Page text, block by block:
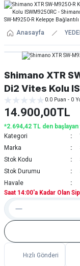
Anasayfa
Shimano XTR
Di2 Vites Kolu
0.0 Puan - 0
14.900,00TL
*2.694,42 TL den
Kategori
Marka
Stok Kodu
Stok Durumu
Havale
Saat 14:00'a Kadar Olan
Hızlı Gönderi